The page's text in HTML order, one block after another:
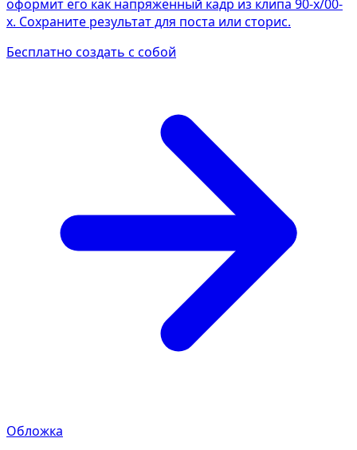
оформит его как напряжённый кадр из клипа 90-х/00-
х. Сохраните результат для поста или сторис.
Бесплатно создать с собой
Обложка